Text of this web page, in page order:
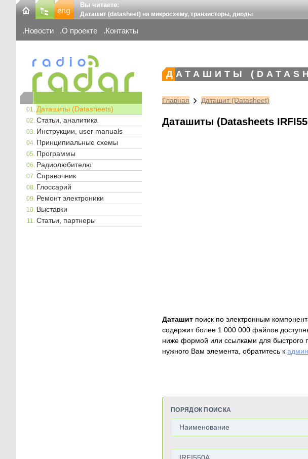
Вы читаете:
Даташит (datasheet) на микросхему, транзисторы, диоды
Новости О проекте Контакты
Даташиты (Datasheets)
Статьи, аналитика
Инструкции, user manuals
Принципиальные схемы
Программы
Радиолюбителю
Справочник
Глоссарий
Ремонт электроники
Выставки
Статьи, партнеры
ДАТАШИТЫ
Главная Даташит (Datasheet)
Даташиты (Datasheets
Даташит поиск по электронным
содержит более 1 000 000 файлов
ниже формой или ссылками для быстрого
нужного Вам элемента, обратитесь к
ПОРЯДОК ПОИСКА